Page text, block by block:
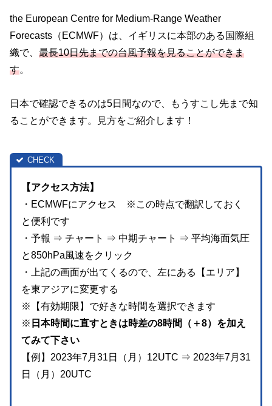
the European Centre for Medium-Range Weather
Forecasts（ECMWF）は、イギリスに本部のある国際組
織で、 最長10日先までの台風予報を見ることができま
す。
日本で確認できるのは5日間なので、もうすこし先まで知
ることができます。見方をご紹介します！
【アクセス方法】
・ECMWFにアクセス ※この時点で翻訳しておく
と便利です
・予報 ⇒ チャート ⇒ 中期チャート ⇒ 平均海面気圧
と850hPa風速をクリック
・上記の画面が出てくるので、左にある【エリア】
を東アジアに変更する
※【有効期限】で好きな時間を選択できます
※ 日本時間に直すときは時差の8時間（＋8）を加え
てみて下さい
【例】2023年7月31日（月）12UTC ⇒ 2023年7月31
日（月）20UTC